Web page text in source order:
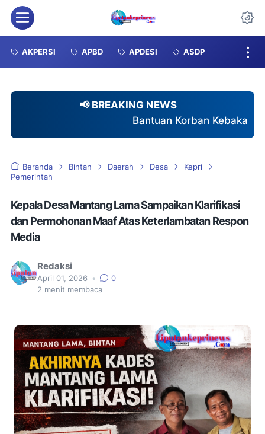
Menu
AKPERSI APBD APDESI ASDP
📢 BREAKING NEWS
Bantuan Korban Kebakaran Tuai Sorotan,
Beranda Bintan Daerah Desa
Kepri
Pemerintah
Kepala Desa Mantang Lama Sampaikan Klarifikasi
dan Permohonan Maaf Atas Keterlambatan Respon
Media
Redaksi
April 01, 2026 •
0
2 menit membaca